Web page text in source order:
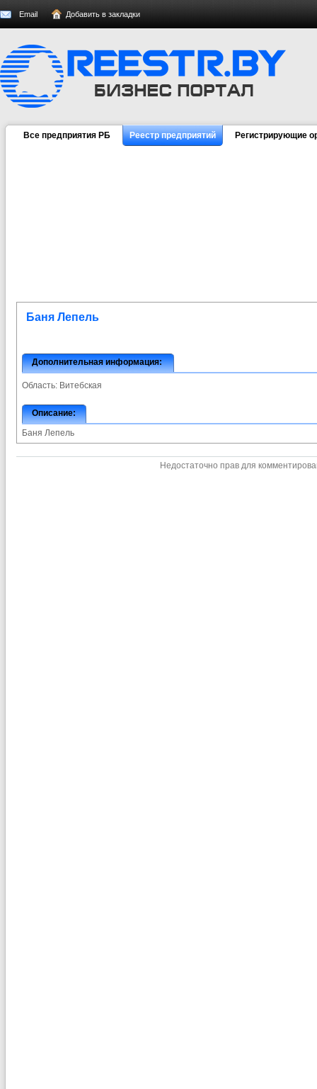
Email Добавить в закладки
Все предприятия РБ Реестр предприятий Регистрирующие
Баня Лепель
Дополнительная информация:
Область: Витебская
Описание:
Баня Лепель
Недостаточно прав для